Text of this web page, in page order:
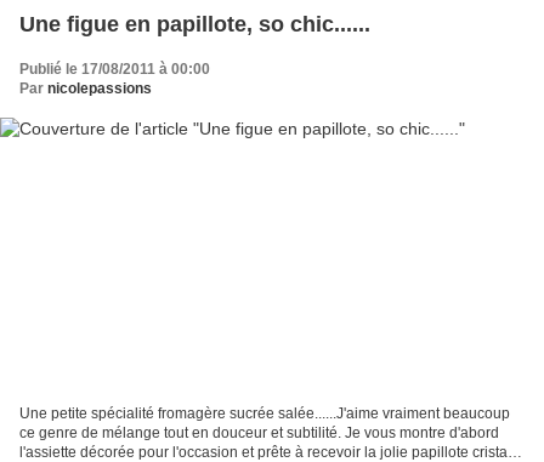
Une figue en papillote, so chic......
Publié le 17/08/2011 à 00:00
Par nicolepassions
Une petite spécialité fromagère sucrée salée......J'aime vraiment beaucoup
ce genre de mélange tout en douceur et subtilité. Je vous montre d'abord
l'assiette décorée pour l'occasion et prête à recevoir la jolie papillote cristal